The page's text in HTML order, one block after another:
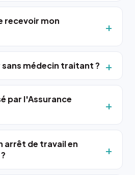
recevoir mon
médecin traitant ?
par l'Assurance
arrêt de travail en